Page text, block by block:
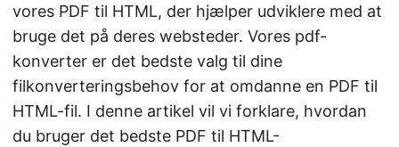
vores PDF til HTML, der hjælper udviklere med at
bruge det på deres websteder. Vores pdf-
konverter er det bedste valg til dine
filkonverteringsbehov for at omdanne en PDF til
HTML-fil. I denne artikel vil vi forklare, hvordan
du bruger det bedste PDF til HTML-